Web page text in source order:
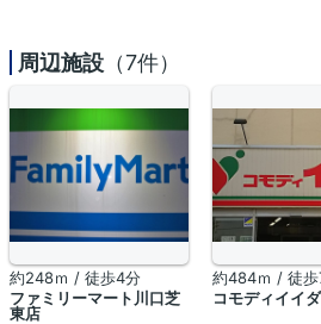
周辺施設 （7件）
約248ｍ / 徒歩4分
ファミリーマート川口芝
東店
約484ｍ / 徒歩
コモディイイ